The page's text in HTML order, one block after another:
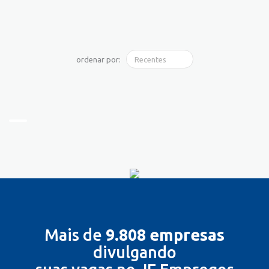
ordenar por:
Mais de 9.808 empresas
divulgando